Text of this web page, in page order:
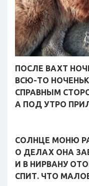
ПОСЛЕ ВАХТ
ВСЮ-ТО
СПРАВНЫМ
А ПОД УТРО
СОЛНЦЕ МОНЮ
О ДЕЛАХ ОНА
И В НИРВАНУ
СПИТ. ЧТО